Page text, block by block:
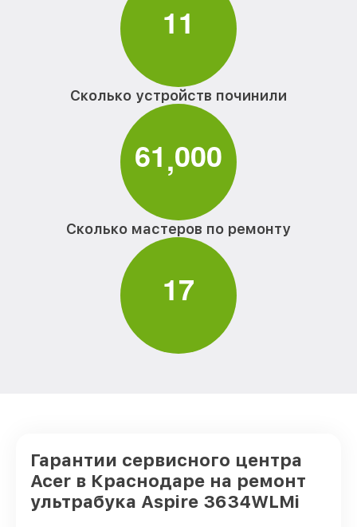
11
Сколько устройств починили
61,000
Сколько мастеров по ремонту
17
Гарантии сервисного центра
Acer в Краснодаре на ремонт
ультрабука Aspire 3634WLMi